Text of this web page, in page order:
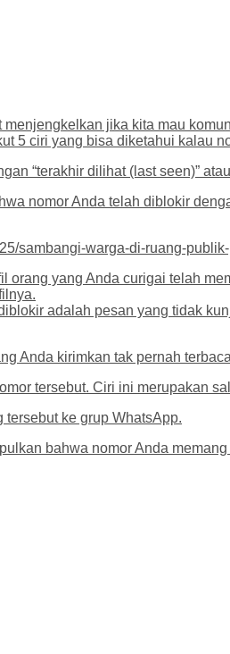
menjengkelkan jika kita mau
5 ciri yang bisa diketahui kalau
“terakhir dilihat (last seen)”
nomor Anda telah diblokir
sambangi-warga-di-ruang-
orang yang Anda curigai telah
adalah pesan yang tidak
Anda kirimkan tak pernah
tersebut. Ciri ini merupakan
ke grup WhatsApp.
bahwa nomor Anda